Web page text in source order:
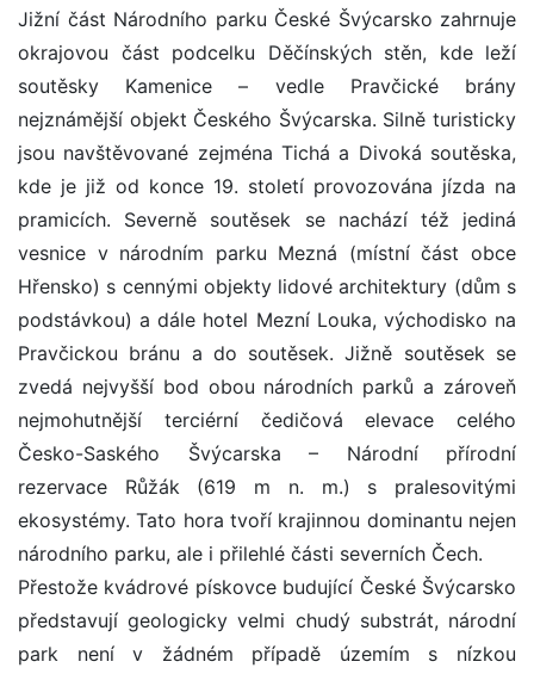
Jižní část Národního parku České Švýcarsko zahrnuje
okrajovou část podcelku Děčínských stěn, kde leží
soutěsky Kamenice – vedle Pravčické brány
nejznámější objekt Českého Švýcarska. Silně turisticky
jsou navštěvované zejména Tichá a Divoká soutěska,
kde je již od konce 19. století provozována jízda na
pramicích. Severně soutěsek se nachází též jediná
vesnice v národním parku Mezná (místní část obce
Hřensko) s cennými objekty lidové architektury (dům s
podstávkou) a dále hotel Mezní Louka, východisko na
Pravčickou bránu a do soutěsek. Jižně soutěsek se
zvedá nejvyšší bod obou národních parků a zároveň
nejmohutnější terciérní čedičová elevace celého
Česko-Saského Švýcarska – Národní přírodní
rezervace Růžák (619 m n. m.) s pralesovitými
ekosystémy. Tato hora tvoří krajinnou dominantu nejen
národního parku, ale i přilehlé části severních Čech.
Přestože kvádrové pískovce budující České Švýcarsko
představují geologicky velmi chudý substrát, národní
park není v žádném případě územím s nízkou